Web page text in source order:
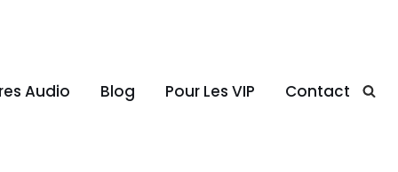
Audio Blog Pour Les VIP Contact